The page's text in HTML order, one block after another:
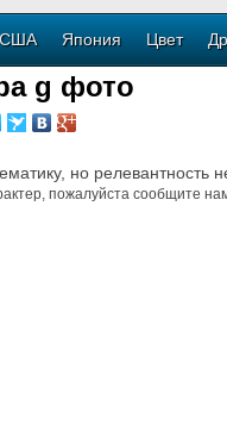
США Япония Цвет
g фото
но релевантность
пожалуйста сообщите